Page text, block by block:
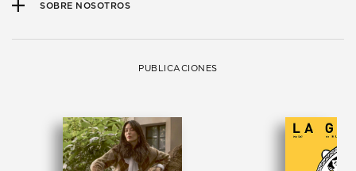
SOBRE NOSOTROS
PUBLICACIONES